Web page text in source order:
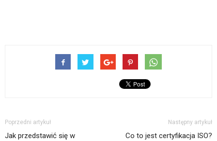
Poprzedni artykuł
Jak przedstawić się w
Następny artykuł
Co to jest certyfikacja ISO?